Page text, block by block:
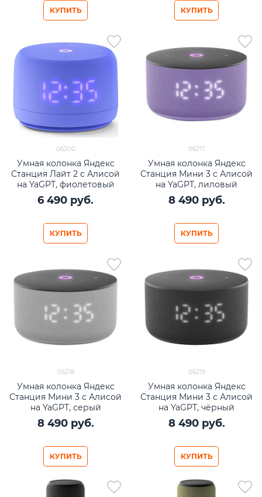
КУПИТЬ КУПИТЬ
06200
Умная колонка Яндекс
Станция Лайт 2 с Алисой
на YaGPT, фиолетовый
6 490 руб.
КУПИТЬ
06217
Умная колонка Яндекс
Станция Мини 3 с Алисой
на YaGPT, лиловый
8 490 руб.
КУПИТЬ
06218
Умная колонка Яндекс
Станция Мини 3 с Алисой
на YaGPT, серый
8 490 руб.
КУПИТЬ
06219
Умная колонка Яндекс
Станция Мини 3 с Алисой
на YaGPT, чёрный
8 490 руб.
КУПИТЬ